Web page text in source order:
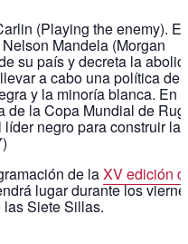
(Playing the enemy).
Mandela (Morgan
su país y decreta la
a cabo una política de
y la minoría blanca. En
de la Copa Mundial de
negro para construir la
de laXV edición
lugar durante los
Siete Sillas.